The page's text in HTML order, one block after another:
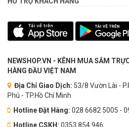
NEWSHOP.VN - KÊNH MUA SẮM
HÀNG ĐẦU VIỆT NAM
Địa Chỉ Giao Dịch: 53/8 Vườn Lài -
Phú - TP.Hồ Chí Minh
Hotline Đặt Hàng: 028 6682 5005 -
Hotline CSKH: 0353.854.946